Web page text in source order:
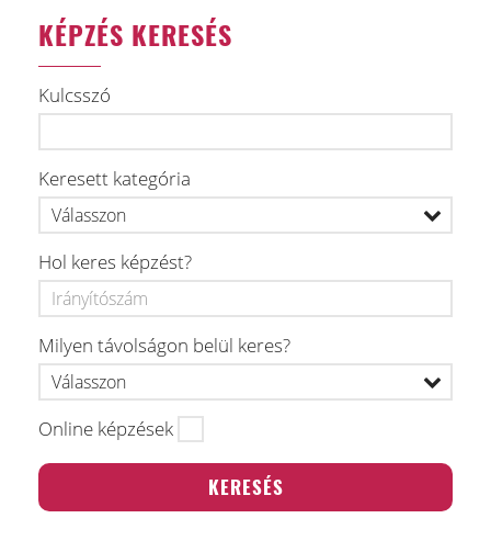
KÉPZÉS KERESÉS
Kulcsszó
Keresett kategória
Hol keres képzést?
Milyen távolságon belül keres?
Online képzések